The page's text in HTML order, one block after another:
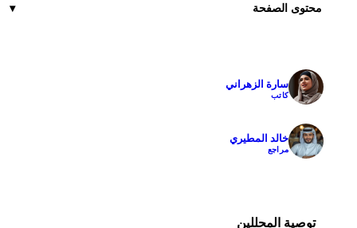
محتوى الصفحة
سارة الزهراني
كاتب
خالد المطيري
مراجع
توصية المحللين